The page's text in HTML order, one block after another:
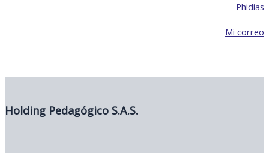
Phidias
Mi correo
Holding Pedagógico S.A.S.